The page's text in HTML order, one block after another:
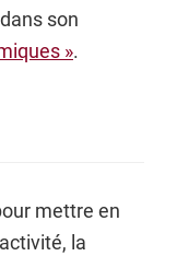
son
».
mettre en
la